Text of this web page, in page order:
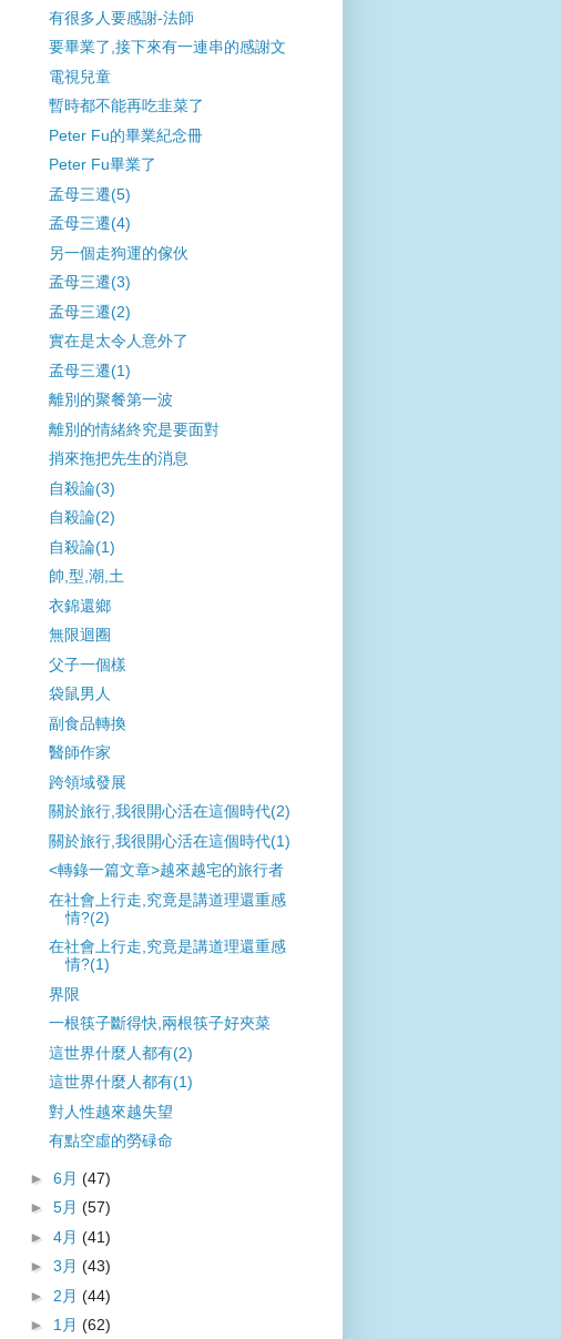
有很多人要感謝-法師
要畢業了,接下來有一連串的感謝文
電視兒童
暫時都不能再吃韭菜了
Peter Fu的畢業紀念冊
Peter Fu畢業了
孟母三遷(5)
孟母三遷(4)
另一個走狗運的傢伙
孟母三遷(3)
孟母三遷(2)
實在是太令人意外了
孟母三遷(1)
離別的聚餐第一波
離別的情緒終究是要面對
捎來拖把先生的消息
自殺論(3)
自殺論(2)
自殺論(1)
帥,型,潮,土
衣錦還鄉
無限迴圈
父子一個樣
袋鼠男人
副食品轉換
醫師作家
跨領域發展
關於旅行,我很開心活在這個時代(2)
關於旅行,我很開心活在這個時代(1)
<轉錄一篇文章>越來越宅的旅行者
在社會上行走,究竟是講道理還重感
情?(2)
在社會上行走,究竟是講道理還重感
情?(1)
界限
一根筷子斷得快,兩根筷子好夾菜
這世界什麼人都有(2)
這世界什麼人都有(1)
對人性越來越失望
有點空虛的勞碌命
► 6月 (47)
► 5月 (57)
► 4月 (41)
► 3月 (43)
► 2月 (44)
► 1月 (62)